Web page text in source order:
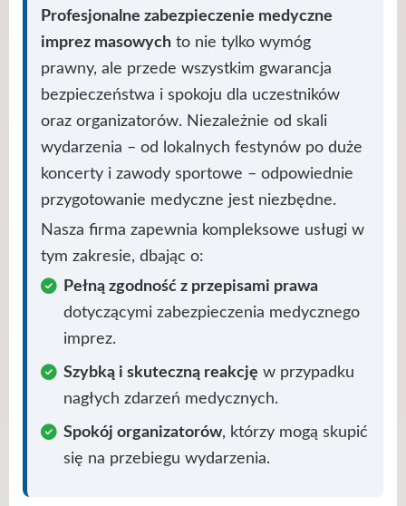
Profesjonalne zabezpieczenie medyczne
imprez masowych to nie tylko wymóg
prawny, ale przede wszystkim gwarancja
bezpieczeństwa i spokoju dla uczestników
oraz organizatorów. Niezależnie od skali
wydarzenia – od lokalnych festynów po duże
koncerty i zawody sportowe – odpowiednie
przygotowanie medyczne jest niezbędne.
Nasza firma zapewnia kompleksowe usługi w
tym zakresie, dbając o:
Pełną zgodność z przepisami prawa
dotyczącymi zabezpieczenia medycznego
imprez.
Szybką i skuteczną reakcję w przypadku
nagłych zdarzeń medycznych.
Spokój organizatorów, którzy mogą skupić
się na przebiegu wydarzenia.